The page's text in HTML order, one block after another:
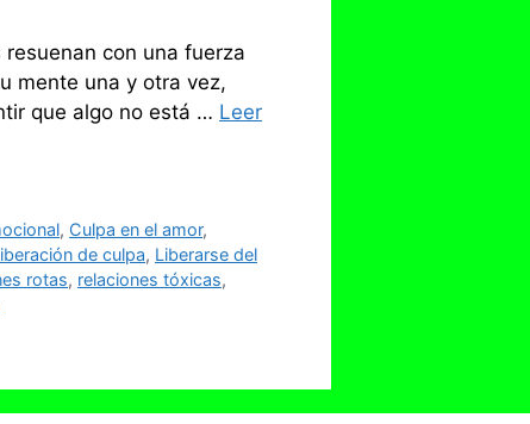
con una fuerza
mente una y otra vez,
que algo no está … Leer
, Culpa en el amor,
de culpa, Liberarse del
rotas, relaciones tóxicas,